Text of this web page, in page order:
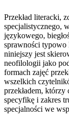
Przekład literacki,
specjalistycznego,
językowego,
sprawności
niniejszy jest
neofilologii jako
formach zajęć
wszelkich
przekładem,
specyfikę i zakres
specjalności we